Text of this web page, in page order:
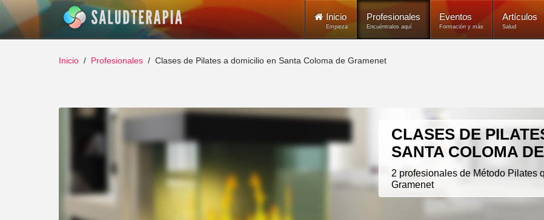
Inicio
Empieza
Profesionales
Encuéntralos aquí
Eventos
Formación y más
Artículos
Salud
Inicio Profesionales Clases de Pilates a domicilio en Santa Coloma de Gramenet
CLASES DE
SANTA COLOMA
2 profesionales de Método Pilates
Gramenet